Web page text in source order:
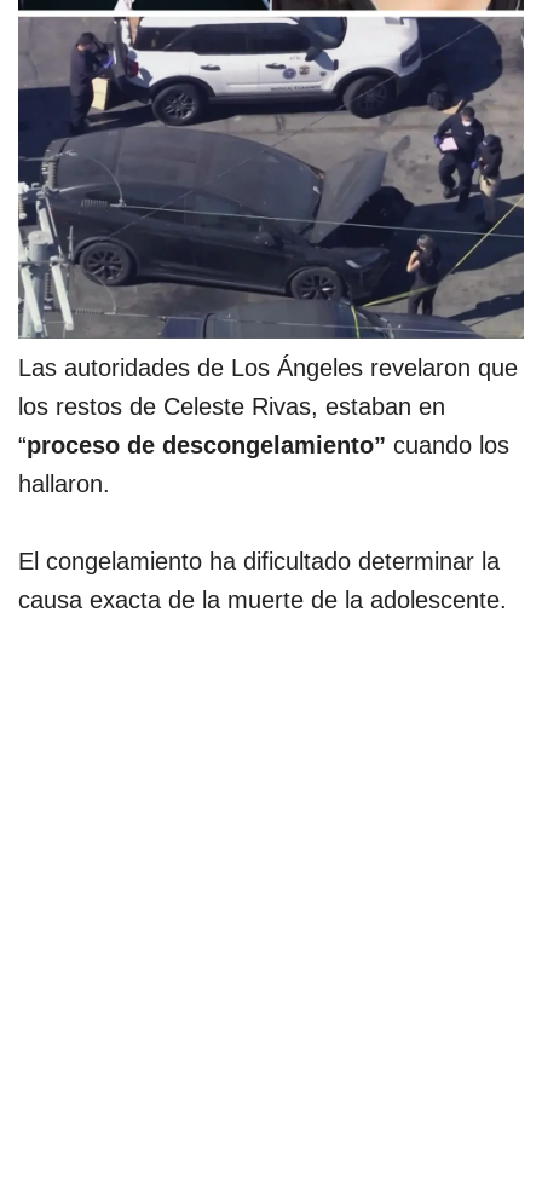
Las autoridades de Los Ángeles revelaron que
los restos de Celeste Rivas, estaban en
“proceso de descongelamiento” cuando los
hallaron.
El congelamiento ha dificultado determinar la
causa exacta de la muerte de la adolescente.